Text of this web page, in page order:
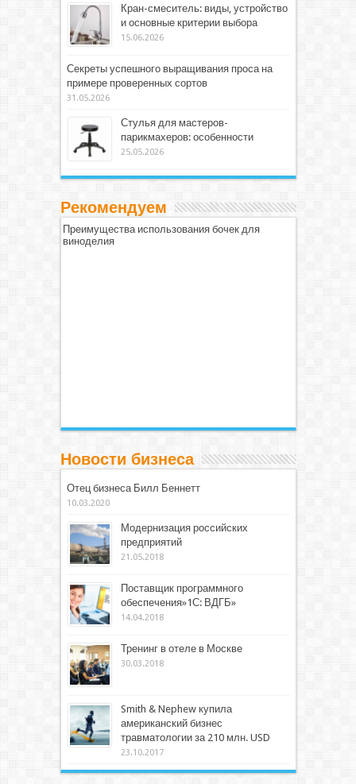
Кран-смеситель: виды, устройство
и основные критерии выбора
15.06.2026
Секреты успешного выращивания проса на
примере проверенных сортов
31.05.2026
Стулья для мастеров-
парикмахеров: особенности
25.05.2026
Рекомендуем
Преимущества использования бочек для
виноделия
Новости бизнеса
Отец бизнеса Билл Беннетт
10.03.2020
Модернизация российских
предприятий
21.05.2018
Поставщик программного
обеспечения»1С: ВДГБ»
14.04.2018
Тренинг в отеле в Москве
30.03.2018
Smith & Nephew купила
американский бизнес
травматологии за 210 млн. USD
23.10.2017